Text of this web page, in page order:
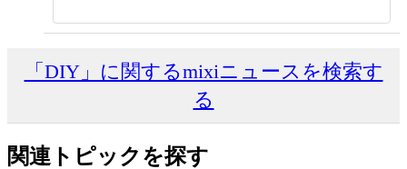
「DIY」に関するmixiニュースを検索す
る
関連トピックを探す